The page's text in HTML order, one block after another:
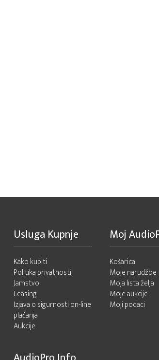
Usluga Kupnje
Kako kupiti
Politika privatnosti
Jamstvo
Leasing
Izjava o sigurnosti on-line
plaćanja
Aukcije
Moj
Košarica
Moje narudžbe
Moja lista želja
Moje aukcije
Moji podaci